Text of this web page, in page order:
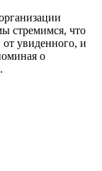
стремимся, что
увиденного, и
о